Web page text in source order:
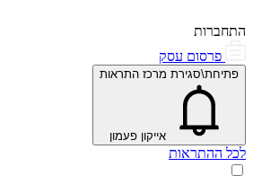
התחברות
פרסום עסק
פתיחת\סגירת מרכז התראות
אייקון פעמון
לכל ההתראות